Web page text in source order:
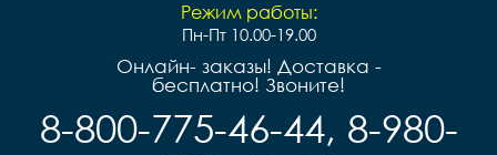
Режим работы:
Пн-Пт 10.00-19.00
Онлайн- заказы! Доставка -
бесплатно! Звоните!
8-800-775-46-44, 8-980-